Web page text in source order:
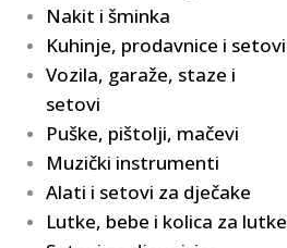
Nakit i šminka
Kuhinje, prodavnice i setovi
Vozila, garaže, staze i
setovi
Puške, pištolji, mačevi
Muzički instrumenti
Alati i setovi za dječake
Lutke, bebe i kolica za lutke